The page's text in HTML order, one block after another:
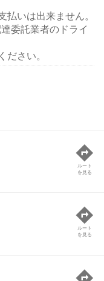
いは出来ません。
委託業者のドライ
ださい。
ルート
を見る
ルート
を見る